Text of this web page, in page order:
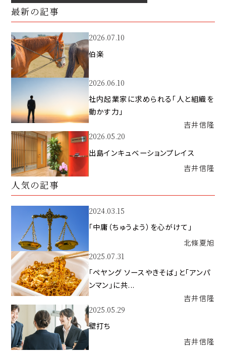
最新の記事
2026.07.10
伯楽
2026.06.10
社内起業家に求められる「人と組織を
動かす力」
吉井信隆
2026.05.20
出島インキュベーションプレイス
吉井信隆
人気の記事
2024.03.15
「中庸（ちゅうよう）を心がけて」
北條夏旭
2025.07.31
「ペヤング ソースやきそば」と「アンパ
ンマン」に共...
吉井信隆
2025.05.29
壁打ち
吉井信隆